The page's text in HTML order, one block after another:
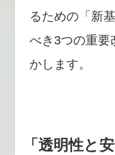
るための「新
べき3つの重要
かします。
「透明性と